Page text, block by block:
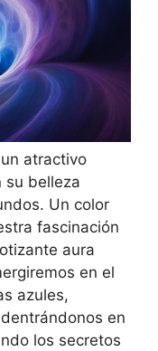
atractivo
su belleza
Un color
fascinación
aura
en el
azules,
en
los secretos